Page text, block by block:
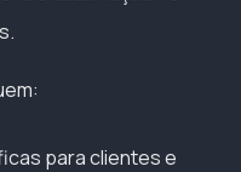
para clientes e